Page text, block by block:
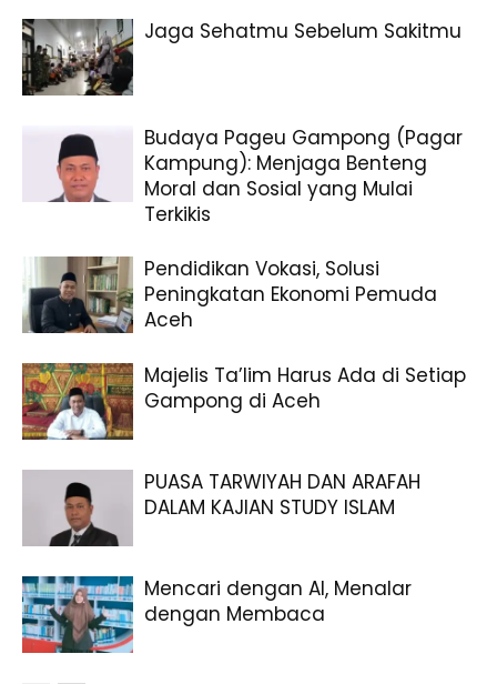
Jaga Sehatmu Sebelum Sakitmu
Budaya Pageu Gampong (Pagar
Kampung): Menjaga Benteng
Moral dan Sosial yang Mulai
Terkikis
Pendidikan Vokasi, Solusi
Peningkatan Ekonomi Pemuda
Aceh
Majelis Ta’lim Harus Ada di Setiap
Gampong di Aceh
PUASA TARWIYAH DAN ARAFAH
DALAM KAJIAN STUDY ISLAM
Mencari dengan AI, Menalar
dengan Membaca